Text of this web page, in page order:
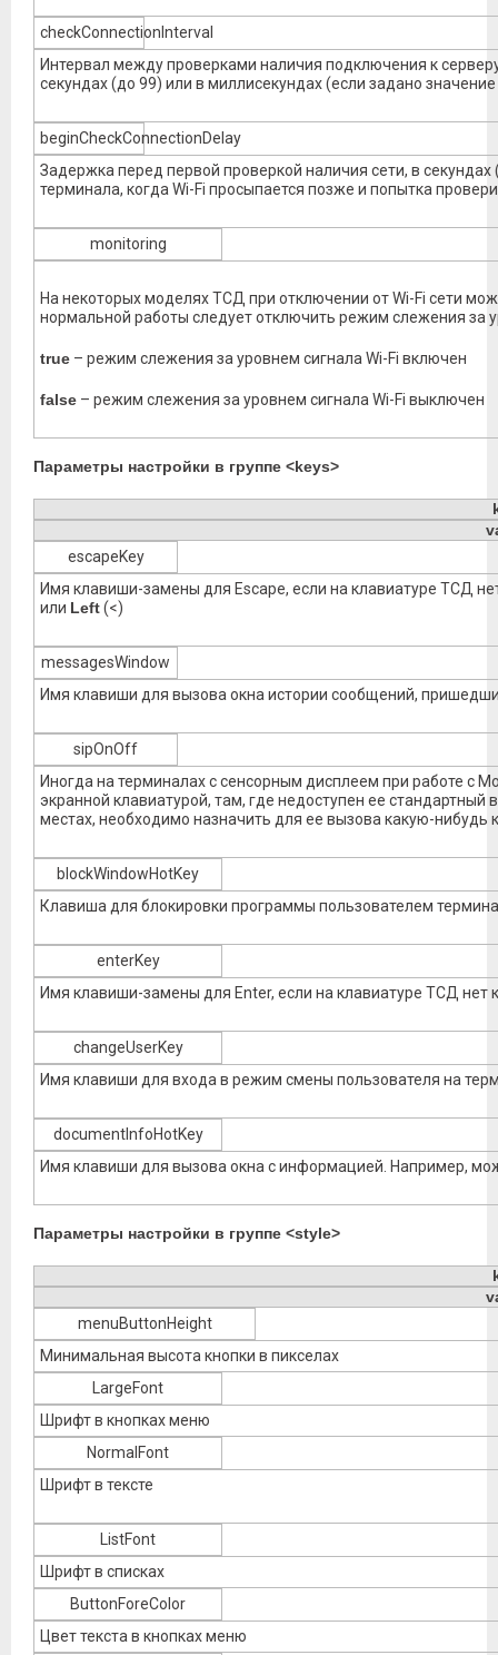
checkConnectionInterval
Интервал между проверками наличия подключения к
секундах (до 99) или в миллисекундах (если задано
beginCheckConnectionDelay
Задержка перед первой проверкой наличия сети, в
терминала, когда Wi-Fi просыпается позже и попытка
monitoring
На некоторых моделях ТСД при отключении от Wi-Fi сети
нормальной работы следует отключить режим слежения за
true – режим слежения за уровнем сигнала Wi-Fi включен
false – режим слежения за уровнем сигнала Wi-Fi выключен
Параметры настройки в группе <keys>
escapeKey
Имя клавиши-замены для Escape, если на клавиатуре ТСД
или Left(<)
messagesWindow
Имя клавиши для вызова окна истории сообщений,
sipOnOff
Иногда на терминалах с сенсорным дисплеем при работе с
экранной клавиатурой, там, где недоступен ее
местах, необходимо назначить для ее вызова какую-
blockWindowHotKey
Клавиша для блокировки программы пользователем
enterKey
Имя клавиши-замены для Enter, если на клавиатуре ТСД нет
changeUserKey
Имя клавиши для входа в режим смены пользователя на
documentInfoHotKey
Имя клавиши для вызова окна с информацией. Например,
Параметры настройки в группе <style>
menuButtonHeight
Минимальная высота кнопки в пикселах
LargeFont
Шрифт в кнопках меню
NormalFont
Шрифт в тексте
ListFont
Шрифт в списках
ButtonForeColor
Цвет текста в кнопках меню